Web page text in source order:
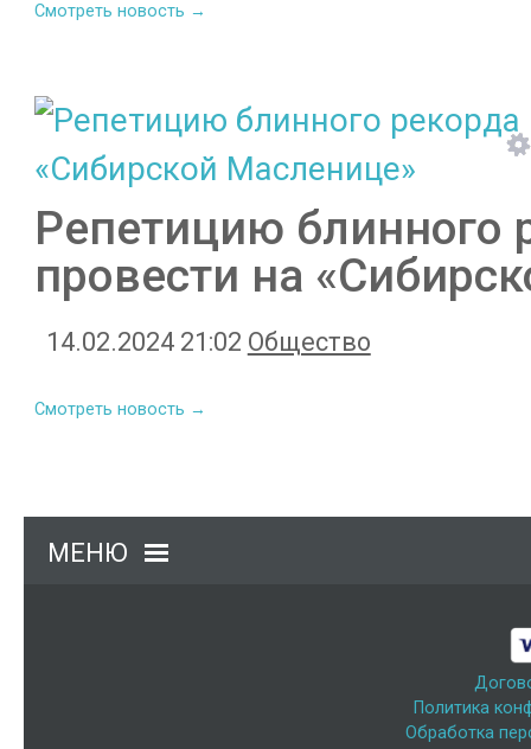
Смотреть новость →
Репетицию блинного
провести на
14.02.2024 21:02 Общество
Смотреть новость →
МЕНЮ
Политика
Обработка